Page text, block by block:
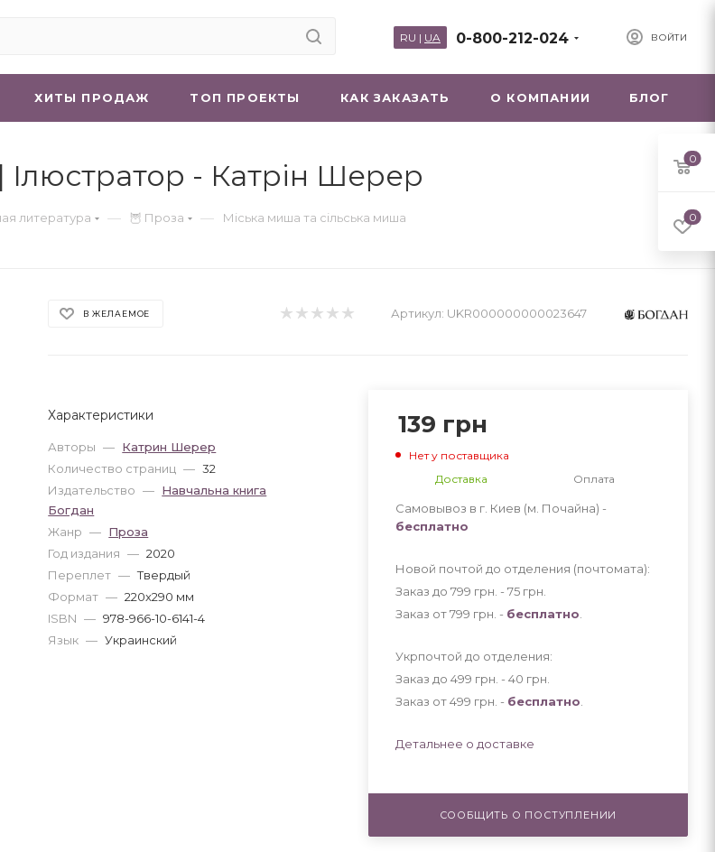
ВОЙТИ
0-800-212-024
RU | UA
ХИТЫ ПРОДАЖ ТОП ПРОЕКТЫ КАК ЗАКАЗАТЬ О КОМПАНИИ БЛОГ
- Катрін Шерер
литература — 🦉 Проза — Міська миша та сільська миша
В ЖЕЛАЕМОЕ Артикул: UKR000000000023647
Характеристики
Авторы — Катрин Шерер
Количество страниц — 32
Издательство — Навчальна книга
Богдан
Жанр — Проза
Год издания — 2020
Переплет — Твердый
Формат — 220x290 мм
ISBN — 978-966-10-6141-4
Язык — Украинский
139 грн
Нет у поставщика
Доставка
Оплата
Самовывоз в г. Киев (м. Почайна) -
бесплатно
Новой почтой до отделения (почтомата):
Заказ до 799 грн. - 75 грн
Заказ от 799 грн. - бесплатно
Укрпочтой до отделения:
Заказ до 499 грн. - 40 грн
Заказ от 499 грн. - бесплатно
Детальнее о доставке
СООБЩИТЬ О ПОСТУПЛЕНИИ
0
0